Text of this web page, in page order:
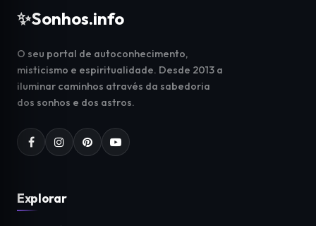
✨Sonhos.info
O seu portal de autoconhecimento,
misticismo e espiritualidade. Desde 2013 a
iluminar caminhos através da sabedoria
dos sonhos e dos astros.
Explorar